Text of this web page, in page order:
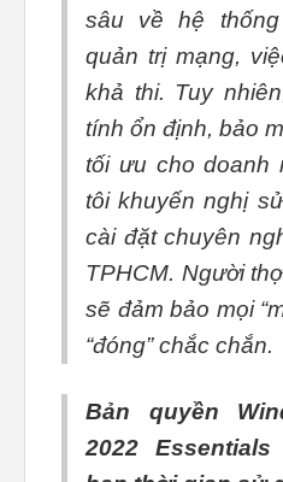
sâu về hệ
quản trị mạng,
khả thi. Tuy
tính ổn định, bảo
tối ưu cho doanh
tôi khuyến nghị
cài đặt chuyên
TPHCM. Người
sẽ đảm bảo mọi
“đóng” chắc chắn.
Bản quyền
2022